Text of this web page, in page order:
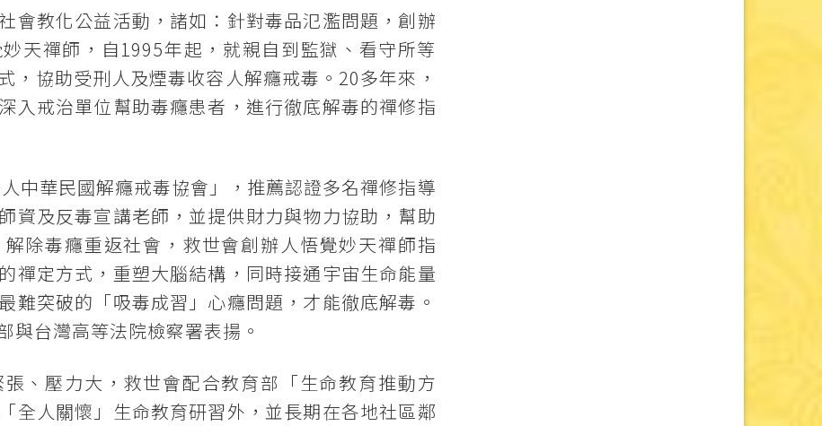
會教化公益活動，諸如：針對毒品氾濫問題，創辦
天禪師，自1995年起，就親自到監獄、看守所等
，協助受刑人及煙毒收容人解癮戒毒。20多年來，
入戒治單位幫助毒癮患者，進行徹底解毒的禪修指
中華民國解癮戒毒協會」，推薦認證多名禪修指導
資及反毒宣講老師，並提供財力與物力協助，幫助
除毒癮重返社會，救世會創辦人悟覺妙天禪師指
禪定方式，重塑大腦結構，同時接通宇宙生命能量
難突破的「吸毒成習」心癮問題，才能徹底解毒。
與台灣高等法院檢察署表揚。
、壓力大，救世會配合教育部「生命教育推動方
全人關懷」生命教育研習外，並長期在各地社區鄰